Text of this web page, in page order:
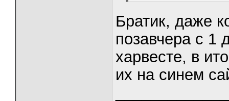
Братик, даже
позавчера с 1
харвесте, в
их на синем